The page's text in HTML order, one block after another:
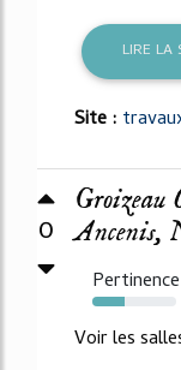
LIRE LA
Site :
0
Groizeau
Ancenis,
Pertinence
39%
Voir les